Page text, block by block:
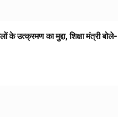
के उत्क्रमण का मुद्दा, शिक्षा मंत्री बोले-